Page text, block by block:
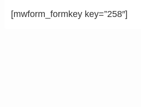
[mwform_formkey key=”258″]